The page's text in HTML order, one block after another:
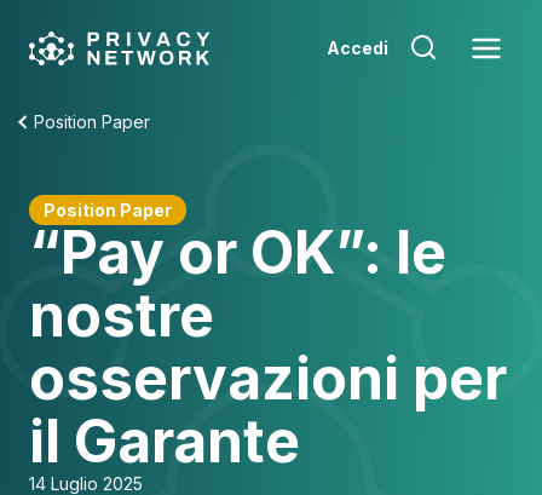
content
Accedi
Position Paper
Position Paper
“Pay or OK”: le
nostre
osservazioni per
il Garante
14 Luglio 2025